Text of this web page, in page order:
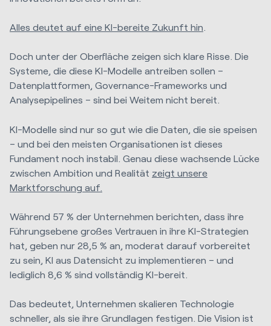
Alles deutet auf eine KI-bereite Zukunft hin
Doch unter der Oberfläche zeigen sich klare Risse. Die
Systeme, die diese KI-Modelle antreiben sollen –
Datenplattformen, Governance-Frameworks und
Analysepipelines – sind bei Weitem nicht bereit.
KI-Modelle sind nur so gut wie die Daten, die sie speisen
– und bei den meisten Organisationen ist dieses
Fundament noch instabil. Genau diese wachsende Lücke
zwischen Ambition und Realität zeigt unsere
Marktforschung auf.
Während 57 % der Unternehmen berichten, dass ihre
Führungsebene großes Vertrauen in ihre KI-Strategien
hat, geben nur 28,5 % an, moderat darauf vorbereitet
zu sein, KI aus Datensicht zu implementieren – und
lediglich 8,6 % sind vollständig KI-bereit.
Das bedeutet, Unternehmen skalieren Technologie
schneller, als sie ihre Grundlagen festigen. Die Vision ist